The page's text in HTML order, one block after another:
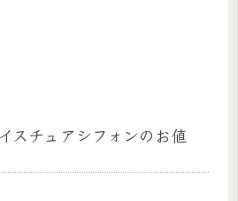
スチュアシフォンのお値